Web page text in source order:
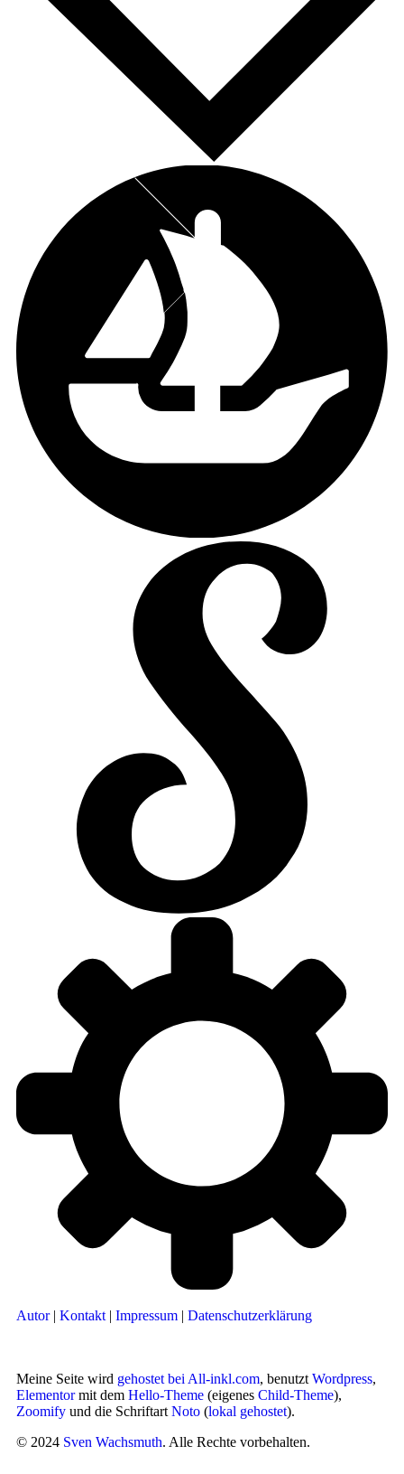
Autor| Kontakt | Impressum | Datenschutzerklärung
Meine Seite wird gehostet bei All-inkl.com, benutzt Wordpress,
Elementormit dem Hello-Theme (eigenes Child-Theme),
Zoomify und die Schriftart Noto (lokal gehostet).
© 2024 Sven Wachsmuth. Alle Rechte vorbehalten.